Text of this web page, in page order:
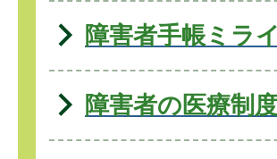
障害者手帳ミラ
障害者の医療制